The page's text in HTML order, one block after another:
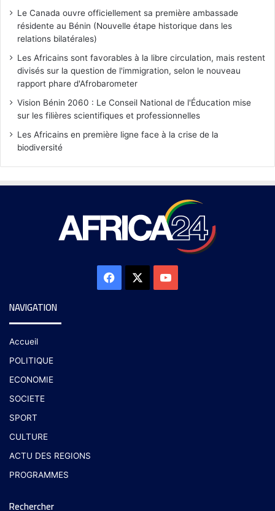
Le Canada ouvre officiellement sa première ambassade
résidente au Bénin (Nouvelle étape historique dans les
relations bilatérales)
Les Africains sont favorables à la libre circulation, mais restent
divisés sur la question de l'immigration, selon le nouveau
rapport phare d'Afrobarometer
Vision Bénin 2060 : Le Conseil National de l'Éducation mise
sur les filières scientifiques et professionnelles
Les Africains en première ligne face à la crise de la
biodiversité
NAVIGATION
Accueil
POLITIQUE
ECONOMIE
SOCIETE
SPORT
CULTURE
ACTU DES REGIONS
PROGRAMMES
Rechercher